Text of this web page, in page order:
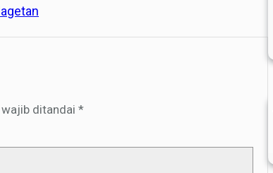
wajib ditandai *